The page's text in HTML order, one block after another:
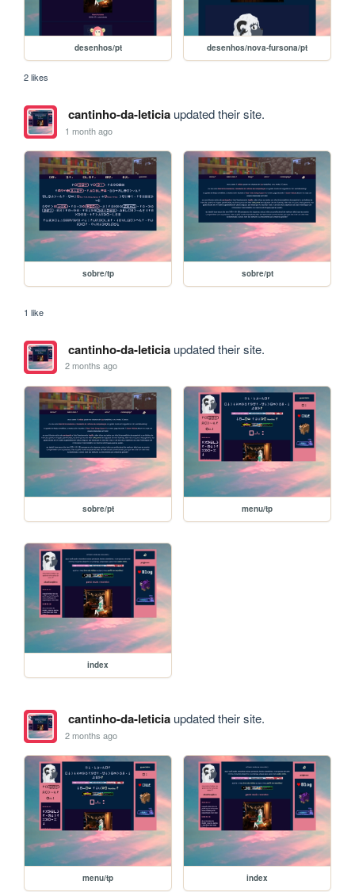
desenhos/pt desenhos/nova-fursona/pt
2 likes
cantinho-da-leticiaupdated their site.
1 month ago
sobre/tp sobre/pt
1 like
cantinho-da-leticiaupdated their site.
2 months ago
sobre/pt menu/tp
index
cantinho-da-leticiaupdated their site.
2 months ago
menu/tp index